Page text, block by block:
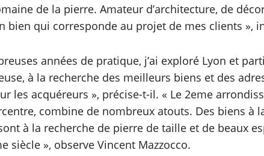
de la pierre. Amateur d’architecture, de
bien qui corresponde au projet de mes clients »,
années de pratique, j’ai exploré Lyon et
à la recherche des meilleurs biens et des
les acquéreurs », précise-t-il. « Le 2eme
combine de nombreux atouts. Des biens à
à la recherche de pierre de taille et de beaux
siècle », observe Vincent Mazzocco.